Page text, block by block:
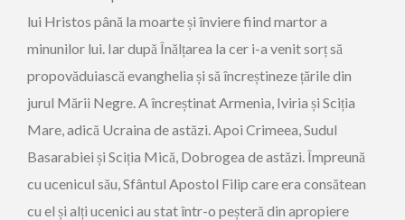
lui Hristos până la moarte și înviere fiind martor a
minunilor lui. Iar după Înălțarea la cer i-a venit sorț să
propovăduiască evanghelia și să încreștineze țările din
jurul Mării Negre. A încreștinat Armenia, Iviria și Sciția
Mare, adică Ucraina de astăzi. Apoi Crimeea, Sudul
Basarabiei și Sciția Mică, Dobrogea de astăzi. Împreună
cu ucenicul său, Sfântul Apostol Filip care era consătean
cu el și alți ucenici au stat într-o peșteră din apropiere